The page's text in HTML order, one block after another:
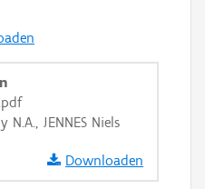
N.A., JENNES Niels
Downloaden